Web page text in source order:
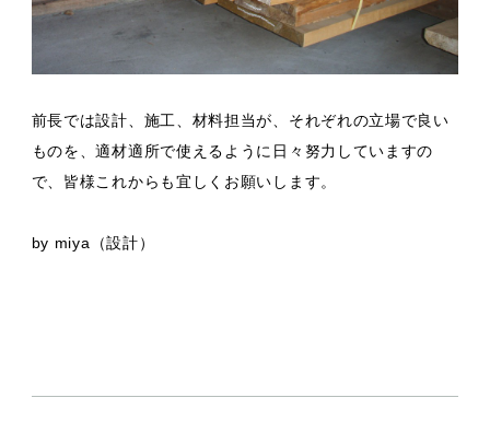
前長では設計、施工、材料担当が、それぞれの立場で良い
ものを、適材適所で使えるように日々努力していますの
で、皆様これからも宜しくお願いします。
by miya（設計）